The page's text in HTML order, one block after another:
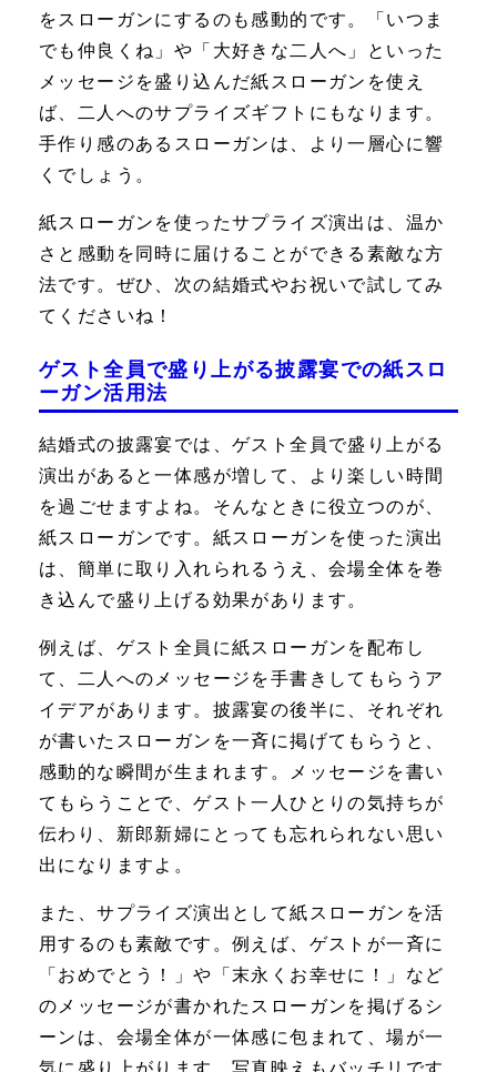
をスローガンにするのも感動的です。「いつま
でも仲良くね」や「大好きな二人へ」といった
メッセージを盛り込んだ紙スローガンを使え
ば、二人へのサプライズギフトにもなります。
手作り感のあるスローガンは、より一層心に響
くでしょう。
紙スローガンを使ったサプライズ演出は、温か
さと感動を同時に届けることができる素敵な方
法です。ぜひ、次の結婚式やお祝いで試してみ
てくださいね！
ゲスト全員で盛り上がる披露宴での紙スロ
ーガン活用法
結婚式の披露宴では、ゲスト全員で盛り上がる
演出があると一体感が増して、より楽しい時間
を過ごせますよね。そんなときに役立つのが、
紙スローガンです。紙スローガンを使った演出
は、簡単に取り入れられるうえ、会場全体を巻
き込んで盛り上げる効果があります。
例えば、ゲスト全員に紙スローガンを配布し
て、二人へのメッセージを手書きしてもらうア
イデアがあります。披露宴の後半に、それぞれ
が書いたスローガンを一斉に掲げてもらうと、
感動的な瞬間が生まれます。メッセージを書い
てもらうことで、ゲスト一人ひとりの気持ちが
伝わり、新郎新婦にとっても忘れられない思い
出になりますよ。
また、サプライズ演出として紙スローガンを活
用するのも素敵です。例えば、ゲストが一斉に
「おめでとう！」や「末永くお幸せに！」など
のメッセージが書かれたスローガンを掲げるシ
ーンは、会場全体が一体感に包まれて、場が一
気に盛り上がります。写真映えもバッチリです